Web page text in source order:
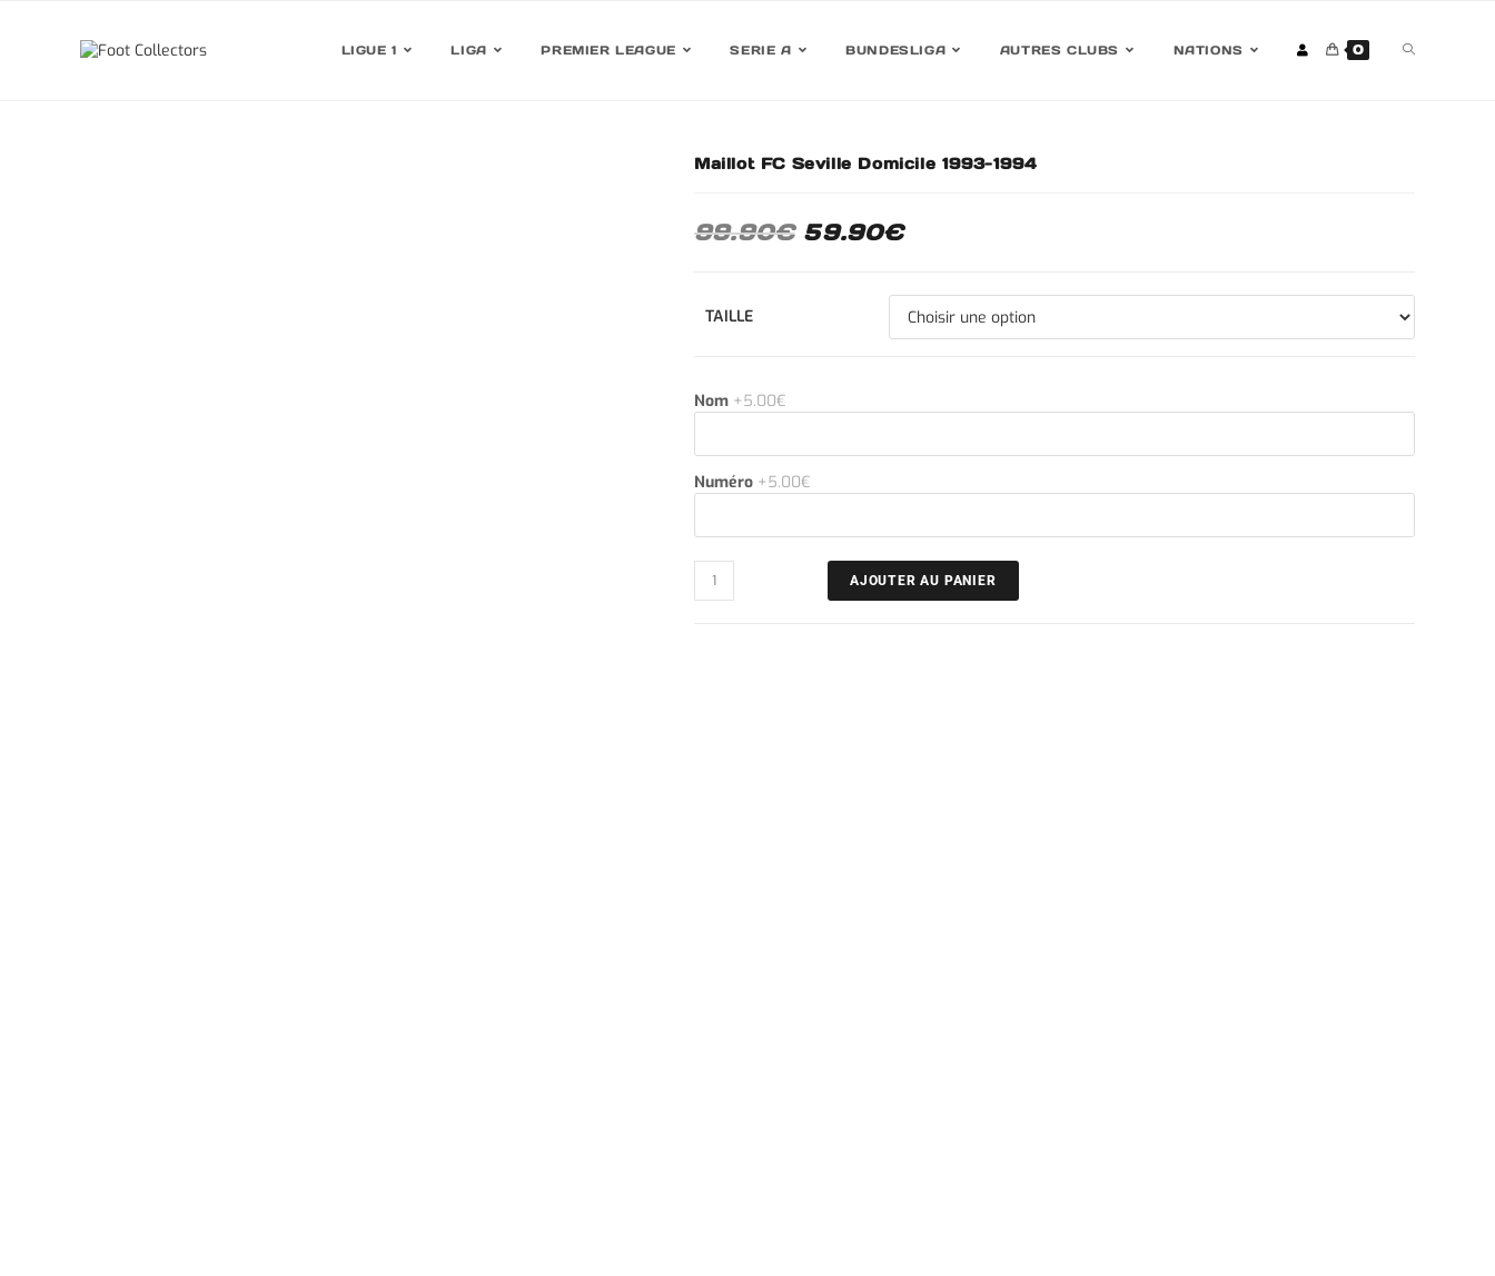
LIGUE 1 LIGA PREMIER LEAGUE SERIE A BUNDESLIGA AUTRES CLUBS NATIONS 0
Maillot FC Seville Domicile 1993-1994
99.90€ 59.90€
TAILLE
Nom +5.00€
Numéro +5.00€
AJOUTER AU PANIER